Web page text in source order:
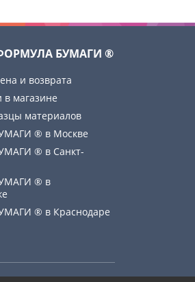
БУМАГИ ®
и возврата
в магазине
материалов
® в Москве
® в Санкт-
® в
® в Краснодаре